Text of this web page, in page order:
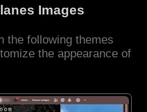
Images
the following themes
the appearance of